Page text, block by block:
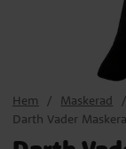
Hem Maskerad
Darth Vader